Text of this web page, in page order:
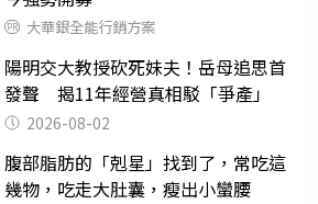
大華銀全能行銷方案
陽明交大教授砍死妹夫！岳母追思首
發聲 揭11年經營真相駁「爭產」
2026-08-02
腹部脂肪的「剋星」找到了，常吃這
幾物，吃走大肚囊，瘦出小蠻腰